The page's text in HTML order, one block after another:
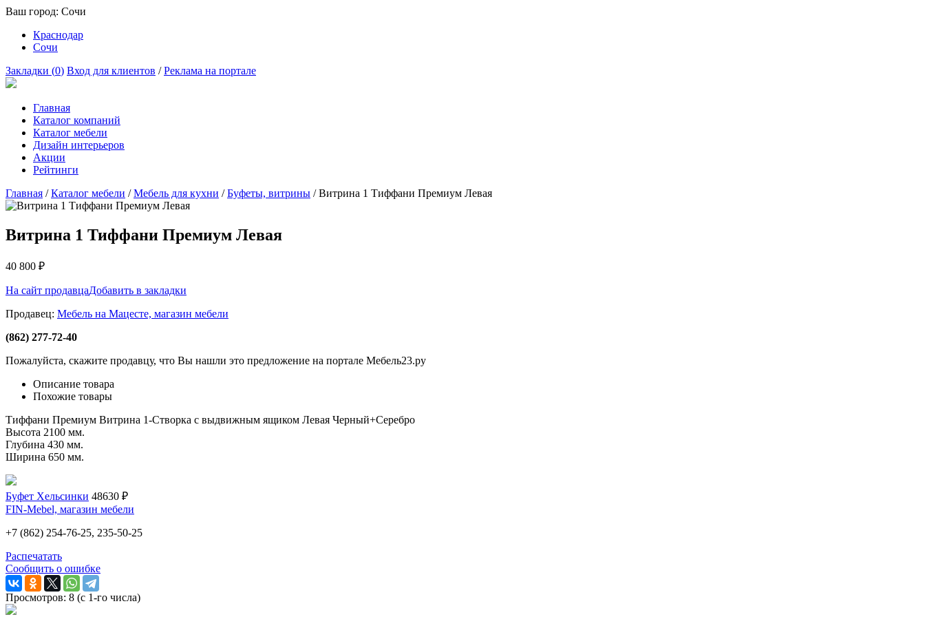
Ваш город: Сочи
Краснодар
Сочи
Закладки (0) Вход для клиентов /Реклама на портале
Главная
Каталог компаний
Каталог мебели
Дизайн интерьеров
Акции
Рейтинги
Главная /Каталог мебели /Мебель для кухни /Буфеты, витрины /Витрина 1 Тиффани Премиум Левая
Витрина 1 Тиффани Премиум Левая
40 800 ₽
На сайт продавцаДобавить в закладки
Продавец: Мебель на Мацесте, магазин мебели
(862) 277-72-40
Пожалуйста, скажите продавцу, что Вы нашли это предложение на портале Мебель23.ру
Описание товара
Похожие товары
Тиффани Премиум Витрина 1-Створка с выдвижным ящиком Левая Черный+Серебро
Высота 2100 мм.
Глубина 430 мм.
Ширина 650 мм.
Буфет Хельсинки 48630 ₽
FIN-Mebel, магазин мебели
+7 (862) 254-76-25, 235-50-25
Распечатать
Сообщить о ошибке
Просмотров: 8 (с 1-го числа)